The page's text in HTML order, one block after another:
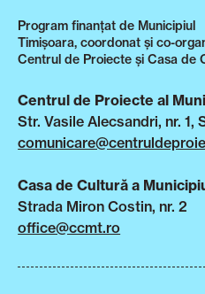
Program finanțat de Municipiul
Timișoara, coordonat și co-
Centrul de Proiecte și Casa de
Centrul de Proiecte al
Str. Vasile Alecsandri, nr. 1,
Casa de Cultură a
Strada Miron Costin, nr. 2
office@ccmt.ro